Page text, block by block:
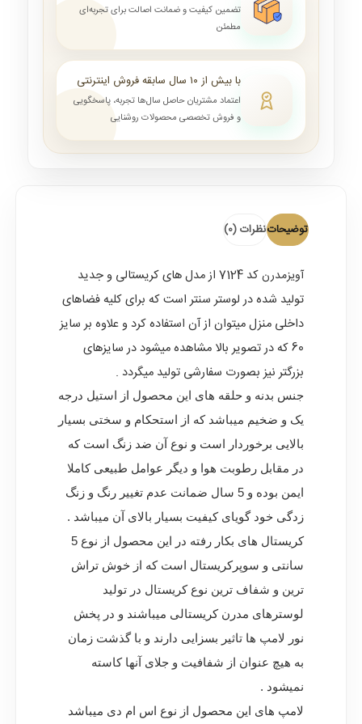
تضمین کیفیت و ضمانت اصالت برای تجربه‌ای
مطمئن
با بیش از ۱۰ سال سابقه فروش اینترنتی
اعتماد مشتریان حاصل سال‌ها تجربه، پاسخگویی
و فروش تخصصی محصولات روشنایی
توضیحاتنظرات (0)
آویزمدرن
کد 7124 از مدل های کریستالی و جدید
تولید شده در لوستر سنتر است که برای کلیه فضاهای
داخلی منزل میتوان از آن استفاده کرد و علاوه بر سایز
60 که در تصویر بالا مشاهده میشود در سایزهای
بزرگتر نیز بصورت سفارشی تولید میگردد .
جنس بدنه و حلقه های این محصول از استیل درجه
یک و ضخیم میباشد که از استحکام و سختی بسیار
بالایی برخوردار است و نوع آن ضد زنگ است که
در مقابل رطوبت هوا و دیگر عوامل طبیعی کاملا
ایمن بوده و 5 سال ضمانت عدم تغییر رنگ و زنگ
زدگی خود گویای کیفیت بسیار بالای آن میباشد .
کریستال های بکار رفته در این محصول از نوع 5
سانتی و سوپرکریستال است که از خوش تراش
ترین و شفاف ترین نوع کریستال در تولید
لوسترهای مدرن کریستالی میباشند و در پخش
نور لامپ ها تاثیر بسزایی دارند و با گذشت زمان
به هیچ عنوان از شفافیت و جلای آنها کاسته
نمیشود .
لامپ های این محصول از نوع اس ام دی میباشد